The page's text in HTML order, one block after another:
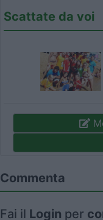
Scattate da voi
Commenta
Fai il Login per